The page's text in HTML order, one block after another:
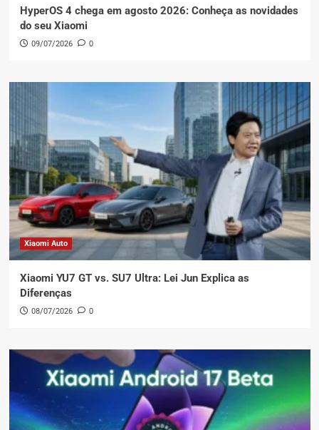
HyperOS 4 chega em agosto 2026: Conheça as novidades
do seu Xiaomi
09/07/2026 0
Xiaomi Auto
Xiaomi YU7 GT vs. SU7 Ultra: Lei Jun Explica as
Diferenças
08/07/2026 0